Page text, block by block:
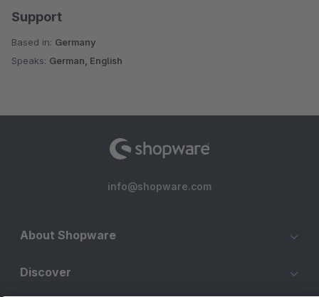
Support
Based in: Germany
Speaks: German, English
info@shopware.com
About Shopware
Discover